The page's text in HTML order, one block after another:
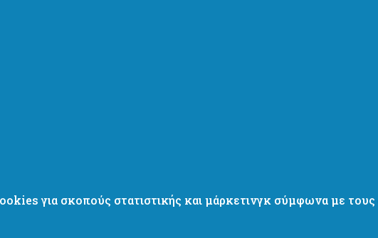
για σκοπούς στατιστικής και μάρκετινγκ σύμφωνα με τους